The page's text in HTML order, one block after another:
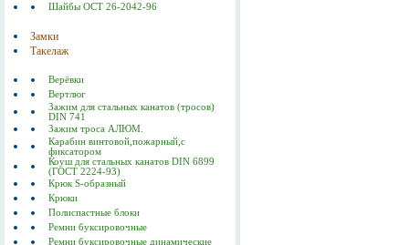
Шайбы ОСТ 26-2042-96
Замки
Такелаж
Верёвки
Вертлюг
Зажим для стальных канатов (тросов)
DIN 741
Зажим троса АЛЮМ.
Карабин винтовой,пожарный,с
фиксатором
Коуш для стальных канатов DIN 6899
(ГОСТ 2224-93)
Крюк S-образный
Крюки
Полиспастные блоки
Ремни буксировочные
Ремни буксировочные динамические